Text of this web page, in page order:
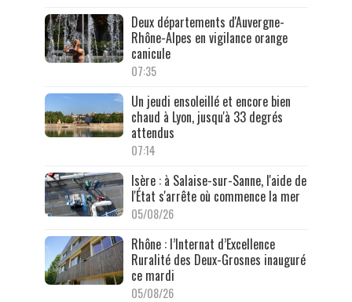
Deux départements d'Auvergne-
Rhône-Alpes en vigilance orange
canicule
07:35
Un jeudi ensoleillé et encore bien
chaud à Lyon, jusqu'à 33 degrés
attendus
07:14
Isère : à Salaise-sur-Sanne, l'aide de
l'État s'arrête où commence la mer
05/08/26
Rhône : l’Internat d’Excellence
Ruralité des Deux-Grosnes inauguré
ce mardi
05/08/26